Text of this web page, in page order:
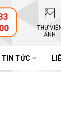
THƯ
ẢNH
TIN TỨC